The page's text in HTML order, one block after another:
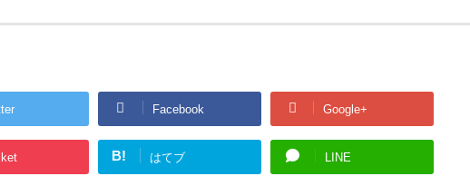
Facebook Google+
B! はてブ LINE